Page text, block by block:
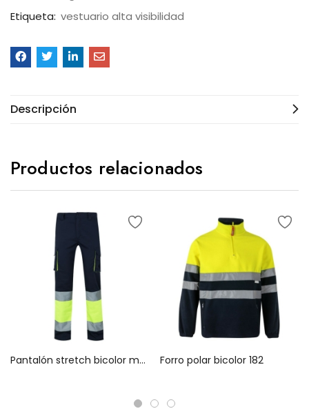
Etiqueta: vestuario alta visibilidad
Descripción
Productos relacionados
Pantalón stretch bicolor multibolsillos 303002S Forro polar bicolor 182